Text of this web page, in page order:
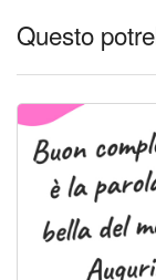
Questo